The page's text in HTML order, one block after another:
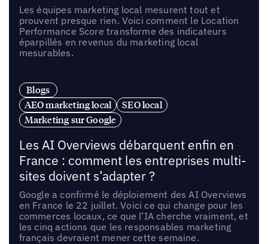
Les équipes marketing local mesurent tout et
prouvent presque rien. Voici comment le Location
Performance Score transforme des indicateurs
éparpillés en revenus du marketing local
mesurables.
Blogs
AEO marketing local
SEO local
Marketing sur Google
Les AI Overviews débarquent enfin en
France : comment les entreprises multi-
sites doivent s’adapter ?
Google a confirmé le déploiement des AI Overviews
en France le 22 juillet. Voici ce qui change pour les
commerces locaux, ce que l’IA cherche vraiment, et
les cinq actions que les responsables marketing
français devraient mener cette semaine.